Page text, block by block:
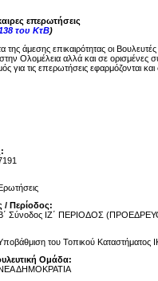
επερωτήσεις
του ΚτΒ)
της άμεσης επικαιρότητας οι
Ολομέλεια αλλά και σε ορισμένες
για τις επερωτήσεις εφαρμόζονται
Ερωτήσεις
/ Περίοδος:
Β΄ Σύνοδος ΙΖ΄ ΠΕΡΙΟΔΟΣ
του Τοπικού Καταστήματος
Ομάδα:
ΔΗΜΟΚΡΑΤΙΑ